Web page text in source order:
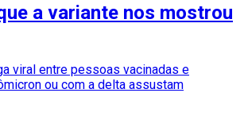
a variante nos mostrou
viral entre pessoas vacinadas e
ou com a delta assustam